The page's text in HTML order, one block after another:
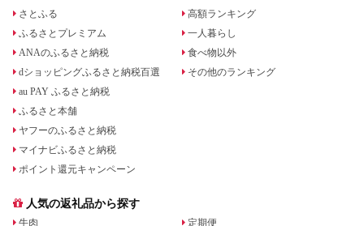
さとふる
ふるさとプレミアム
ANAのふるさと納税
dショッピングふるさと納税百選
au PAY ふるさと納税
ふるさと本舗
ヤフーのふるさと納税
マイナビふるさと納税
ポイント還元キャンペーン
高額ランキング
一人暮らし
食べ物以外
その他のランキング
人気の返礼品から探す
牛肉
定期便